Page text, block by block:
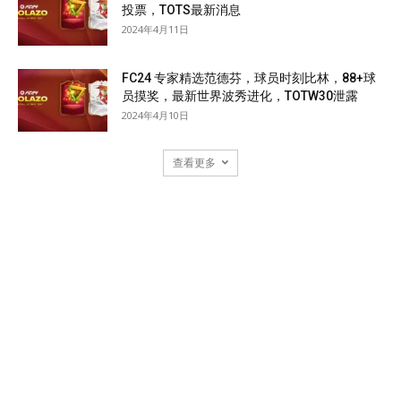
投票，TOTS最新消息
2024年4月11日
FC24 专家精选范德芬，球员时刻比林，88+球
员摸奖，最新世界波秀进化，TOTW30泄露
2024年4月10日
查看更多